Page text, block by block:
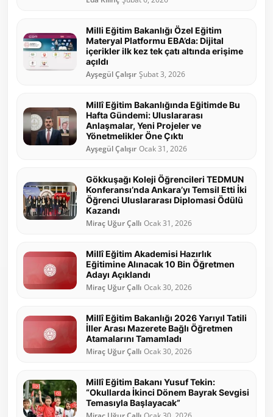
Milli Eğitim Bakanlığı Özel Eğitim
Materyal Platformu EBA’da: Dijital
içerikler ilk kez tek çatı altında erişime
açıldı
Ayşegül Çalışır Şubat 3, 2026
Millî Eğitim Bakanlığında Eğitimde Bu
Hafta Gündemi: Uluslararası
Anlaşmalar, Yeni Projeler ve
Yönetmelikler Öne Çıktı
Ayşegül Çalışır Ocak 31, 2026
Gökkuşağı Koleji Öğrencileri TEDMUN
Konferansı’nda Ankara’yı Temsil Etti İki
Öğrenci Uluslararası Diplomasi Ödülü
Kazandı
Miraç Uğur Çallı Ocak 31, 2026
Millî Eğitim Akademisi Hazırlık
Eğitimine Alınacak 10 Bin Öğretmen
Adayı Açıklandı
Miraç Uğur Çallı Ocak 30, 2026
Millî Eğitim Bakanlığı 2026 Yarıyıl Tatili
İller Arası Mazerete Bağlı Öğretmen
Atamalarını Tamamladı
Miraç Uğur Çallı Ocak 30, 2026
Millî Eğitim Bakanı Yusuf Tekin:
“Okullarda İkinci Dönem Bayrak Sevgisi
Temasıyla Başlayacak”